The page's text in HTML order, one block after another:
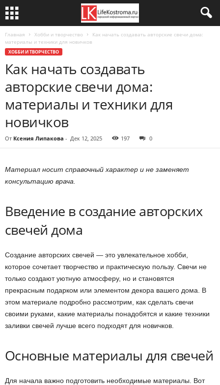
Главная Хобби и творчество
Как начать создавать авторские свечи дома:
материалы и техники для новичков
ХОББИ И ТВОРЧЕСТВО
Как начать создавать
авторские свечи дома:
материалы и техники для
новичков
От Ксения Липакова - Дек 12, 2025 197 0
Материал носит справочный характер и не заменяет
консультацию врача.
Введение в создание авторских
свечей дома
Создание авторских свечей — это увлекательное хобби,
которое сочетает творчество и практическую пользу. Свечи не
только создают уютную атмосферу, но и становятся
прекрасным подарком или элементом декора вашего дома. В
этом материале подробно рассмотрим, как сделать свечи
своими руками, какие материалы понадобятся и какие техники
заливки свечей лучше всего подходят для новичков.
Основные материалы для свечей
Для начала важно подготовить необходимые материалы. Вот